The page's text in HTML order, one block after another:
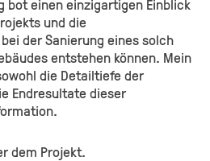
bot einen einzigartigen Einblick
und die
der Sanierung eines solch
entstehen können. Mein
die Detailtiefe der
Endresultate dieser
dem Projekt.